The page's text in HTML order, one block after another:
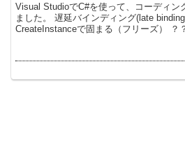
Visual StudioでC#を使って、コーディン
ました。 遅延バインディング(late binding, dynamic binding)で